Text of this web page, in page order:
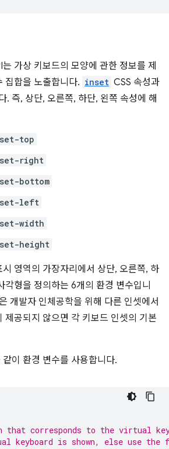
가상 키보드의 모양에 관한 정보를 제
집합을 노출합니다. inset CSS 속성과
. 즉, 상단, 오른쪽, 하단, 왼쪽 속성에 해
top
right
bottom
left
width
height
영역의 가장자리에서 상단, 오른쪽, 하
각형을 정의하는 6개의 환경 변수입니
개발자 인체공학을 위해 다른 인셋에서
제공되지 않으면 각 키보드 인셋의 기본
이 환경 변수를 사용합니다.
that corresponds to the virtual
keyboard is shown, else use the